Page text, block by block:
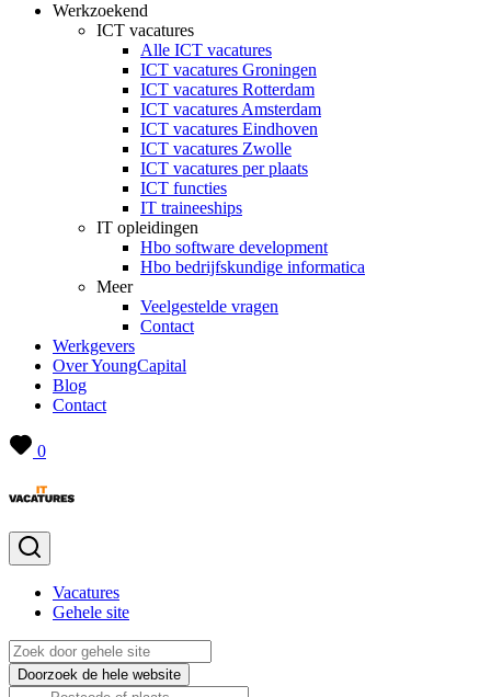
Werkzoekend
ICT vacatures
Alle ICT vacatures
ICT vacatures Groningen
ICT vacatures Rotterdam
ICT vacatures Amsterdam
ICT vacatures Eindhoven
ICT vacatures Zwolle
ICT vacatures per plaats
ICT functies
IT traineeships
IT opleidingen
Hbo software development
Hbo bedrijfskundige informatica
Meer
Veelgestelde vragen
Contact
Werkgevers
Over YoungCapital
Blog
Contact
0
Vacatures
Gehele site